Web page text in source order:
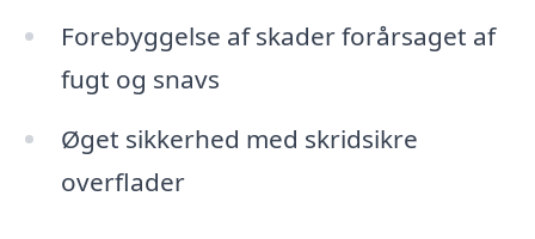
Forebyggelse af skader forårsaget af
fugt og snavs
Øget sikkerhed med skridsikre
overflader